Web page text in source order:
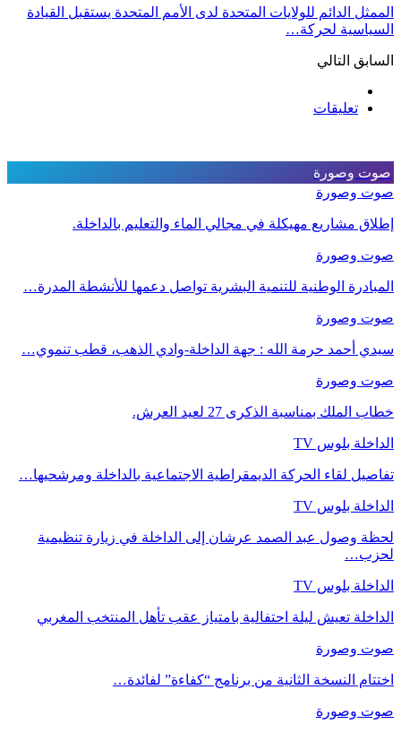
الممثل الدائم للولايات المتحدة لدى الأمم المتحدة يستقبل القيادة
السياسية لحركة…
السابق التالي
تعليقات
صوت وصورة
صوت وصورة
إطلاق مشاريع مهيكلة في مجالي الماء والتعليم بالداخلة.
صوت وصورة
المبادرة الوطنية للتنمية البشرية تواصل دعمها للأنشطة المدرة…
صوت وصورة
سيدي أحمد حرمة الله : جهة الداخلة-وادي الذهب، قطب تنموي…
صوت وصورة
خطاب الملك بمناسبة الذكرى 27 لعيد العرش.
الداخلة بلوس TV
تفاصيل لقاء الحركة الديمقراطية الاجتماعية بالداخلة ومرشحيها…
الداخلة بلوس TV
لحظة وصول عبد الصمد عرشان إلى الداخلة في زيارة تنظيمية
لحزب…
الداخلة بلوس TV
الداخلة تعيش ليلة احتفالية بامتياز عقب تأهل المنتخب المغربي
صوت وصورة
اختتام النسخة الثانية من برنامج “كفاءة” لفائدة…
صوت وصورة